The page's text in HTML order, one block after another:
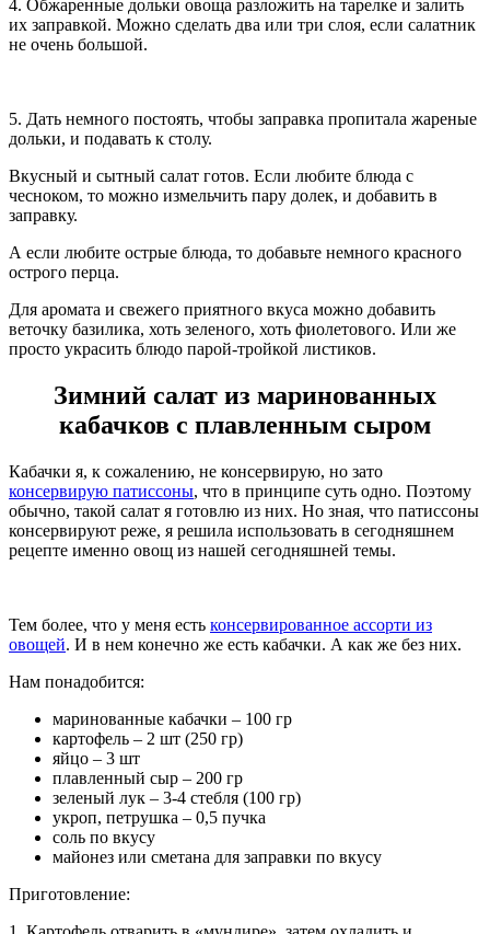
4. Обжаренные дольки овоща разложить на тарелке и залить
их заправкой. Можно сделать два или три слоя, если салатник
не очень большой.
5. Дать немного постоять, чтобы заправка пропитала жареные
дольки, и подавать к столу.
Вкусный и сытный салат готов. Если любите блюда с
чесноком, то можно измельчить пару долек, и добавить в
заправку.
А если любите острые блюда, то добавьте немного красного
острого перца.
Для аромата и свежего приятного вкуса можно добавить
веточку базилика, хоть зеленого, хоть фиолетового. Или же
просто украсить блюдо парой-тройкой листиков.
Зимний салат из маринованных
кабачков с плавленным сыром
Кабачки я, к сожалению, не консервирую, но зато
консервирую патиссоны, что в принципе суть одно. Поэтому
обычно, такой салат я готовлю из них. Но зная, что патиссоны
консервируют реже, я решила использовать в сегодняшнем
рецепте именно овощ из нашей сегодняшней темы.
Тем более, что у меня есть консервированное ассорти из
овощей. И в нем конечно же есть кабачки. А как же без них.
Нам понадобится:
маринованные кабачки – 100 гр
картофель – 2 шт (250 гр)
яйцо – 3 шт
плавленный сыр – 200 гр
зеленый лук – 3-4 стебля (100 гр)
укроп, петрушка – 0,5 пучка
соль по вкусу
майонез или сметана для заправки по вкусу
Приготовление: